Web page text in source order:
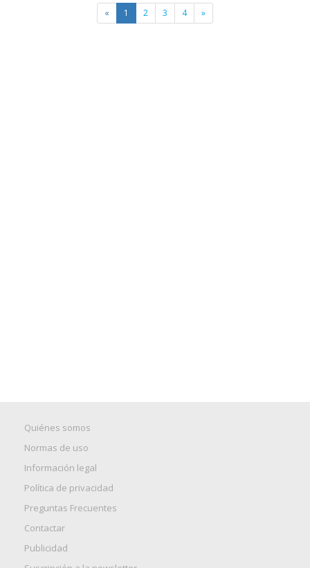
« 1 2 3 4 »
Quiénes somos
Normas de uso
Información legal
Política de privacidad
Preguntas Frecuentes
Contactar
Publicidad